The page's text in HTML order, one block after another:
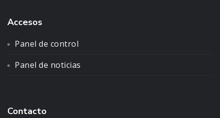
Accesos
Panel de control
Panel de noticias
Contacto